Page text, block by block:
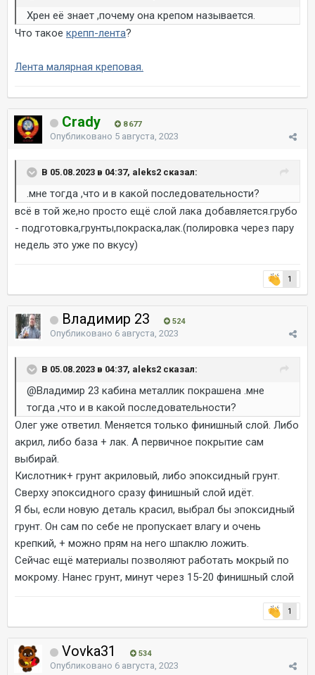
Хрен её знает ,почему она крепом называется.
Что такое крепп-лента?
Лента малярная креповая.
Crady 8 677
Опубликовано 5 августа, 2023
В 05.08.2023 в 04:37, aleks2 сказал:
.мне тогда ,что и в какой последовательности?
всё в той же,но просто ещё слой лака добавляется.грубо
- подготовка,грунты,покраска,лак.(полировка через пару
недель это уже по вкусу)
1
Владимир 23 524
Опубликовано 6 августа, 2023
В 05.08.2023 в 04:37, aleks2 сказал:
@Владимир 23 кабина металлик покрашена .мне
тогда ,что и в какой последовательности?
Олег уже ответил. Меняется только финишный слой. Либо
акрил, либо база + лак. А первичное покрытие сам
выбирай.
Кислотник+ грунт акриловый, либо эпоксидный грунт.
Сверху эпоксидного сразу финишный слой идёт.
Я бы, если новую деталь красил, выбрал бы эпоксидный
грунт. Он сам по себе не пропускает влагу и очень
крепкий, + можно прям на него шпаклю ложить.
Сейчас ещё материалы позволяют работать мокрый по
мокрому. Нанес грунт, минут через 15-20 финишный слой
1
Vovka31 534
Опубликовано 6 августа, 2023